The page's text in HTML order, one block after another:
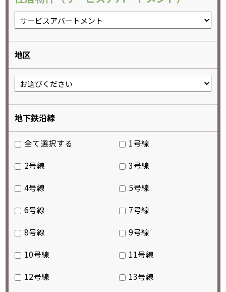
地区
地下鉄沿線
全て選択する
1号線
2号線
3号線
4号線
5号線
6号線
7号線
8号線
9号線
10号線
11号線
12号線
13号線